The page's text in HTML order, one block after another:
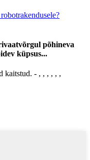
põhineva
küpsus...
kaitstud. - , , , , , ,